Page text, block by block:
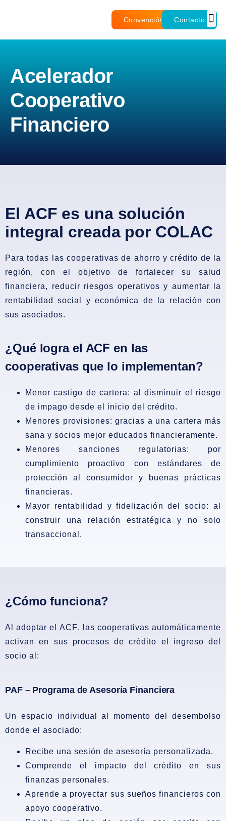
Convención Contacto
Acelerador
Cooperativo
Financiero
El ACF es una solución
integral creada por COLAC
Para todas las cooperativas de ahorro y crédito de la
región, con el objetivo de fortalecer su salud
financiera, reducir riesgos operativos y aumentar la
rentabilidad social y económica de la relación con
sus asociados.
¿Qué logra el ACF en las
cooperativas que lo implementan?
Menor castigo de cartera: al disminuir el riesgo
de impago desde el inicio del crédito.
Menores provisiones: gracias a una cartera más
sana y socios mejor educados financieramente.
Menores sanciones regulatorias:
por
cumplimiento proactivo con estándares de
protección al consumidor y buenas prácticas
financieras.
Mayor rentabilidad y fidelización del socio:
al
construir una relación estratégica y no solo
transaccional.
¿Cómo funciona?
Al adoptar el ACF, las cooperativas automáticamente
activan en sus procesos de crédito el ingreso del
socio al:
PAF – Programa de Asesoría Financiera
Un espacio individual al momento del desembolso
donde el asociado:
Recibe una sesión de asesoría personalizada.
Comprende el impacto del crédito en sus
finanzas personales.
Aprende a proyectar sus sueños financieros con
apoyo cooperativo.